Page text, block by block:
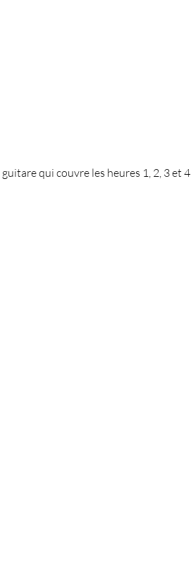
guitarequi couvre les heures 1, 2, 3 et 4